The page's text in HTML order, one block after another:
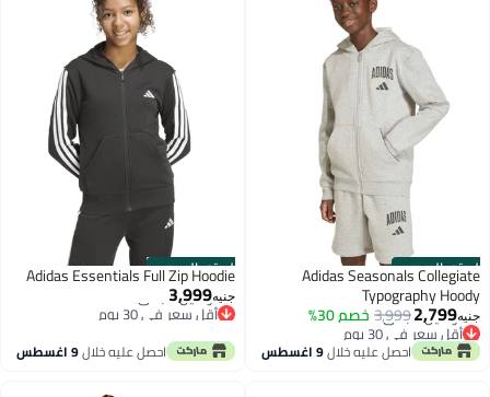
الستور الرسمي
Adidas Seasonals Collegiate
Typography Hoody
جنيه2,799
3,999خصم 30%
أقل سعر في 30 يوم
توصيل مجاني
أقل سعر في 30 يوم
احصل عليه خلال9 اغسطس
الستور الرسمي
Adidas Essentials Full Zip Hoodie
جنيه3,999
أقل سعر في 30 يوم
توصيل مجاني
أقل سعر في 30 يوماحصل عليه خلال9 اغسطس